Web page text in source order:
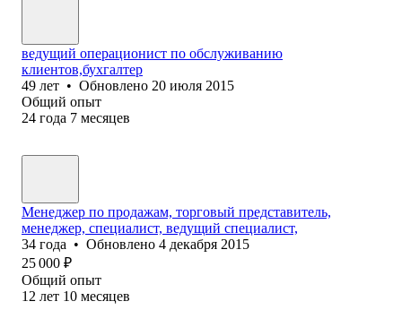
ведущий операционист по обслуживанию
клиентов,бухгалтер
49 лет • Обновлено 20 июля 2015
Общий опыт
24 года 7 месяцев
Менеджер по продажам, торговый представитель,
менеджер, специалист, ведущий специалист,
34 года • Обновлено 4 декабря 2015
25 000 ₽
Общий опыт
12 лет 10 месяцев